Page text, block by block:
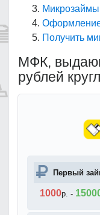
Микрозаймы
Оформление
Получить
МФК,
рублей
Первый
1000р. -